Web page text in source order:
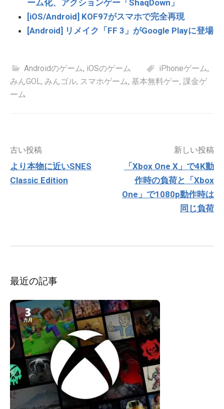
ーム化、アクションゲー「ShaqDown」
[iOS/Android] KOF97がスマホで完全再現
[Android] リメイク「FF 3」がGoogle Playに登場
Androidのゲーム, iOSのゲーム iPhoneゲーム,
みんGOL, みんゴル, スマホゲーム, 基本無料ゲー, 課金ゲ
ーム
投
ナ
ビ
古い投稿
より本物に近いSNES
Classic Edition
新しい投稿
「Xbox One X」で4K動
作時の負荷と「Xbox
One」で1080p動作時は
同じ負荷
最近の記事